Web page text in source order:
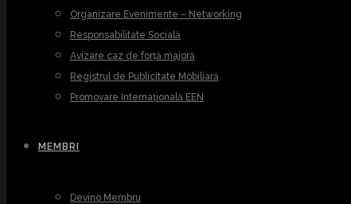
Organizare Evenimente – Networking
Responsabilitate Socială
Avizare caz de forță majoră
Registrul de Publicitate Mobiliară
Promovare Internațională EEN
MEMBRI
Devino Membru